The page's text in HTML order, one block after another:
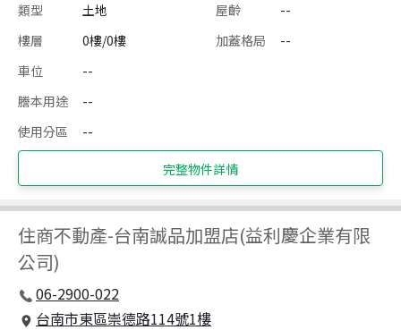
類型 土地 屋齡
--
樓層
0樓/0樓 加蓋格局
--
車位
--
謄本用途
--
使用分區
--
完整物件詳情
住商不動產-台南誠品加盟店(益利慶企業有限
公司)
06-2900-022
台南市東區崇德路114號1樓